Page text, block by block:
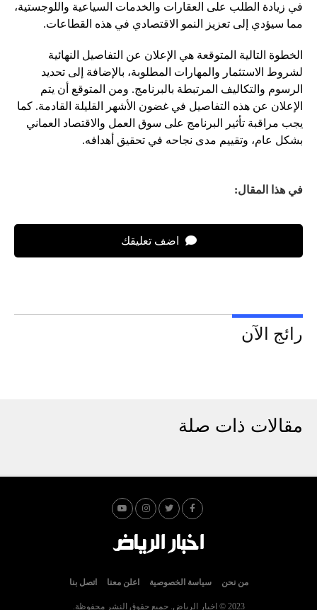
في زيادة الطلب على العقارات والخدمات السياعية واللوجستية،
مما سيؤدي إلى تعزيز النمو الاقتصادي في هذه القطاعات.
الخطوة التالية المتوقعة هي الإعلان عن التفاصيل النهائية
لشروط الاستثمار والمهارات المطلوبة، بالإضافة إلى تحديد
الرسوم والتكاليف المرتبطة بالبرنامج. ومن المتوقع أن يتم
الإعلان عن هذه التفاصيل في غضون الأشهر القليلة القادمة. كما
يجب مراقبة تأثير البرنامج على سوق العمل والاقتصاد العماني
بشكل عام، وتقييم مدى نجاحه في تحقيق أهدافه.
في هذا المقال:
اضف تعليقك
رائج الآن
مقالات ذات صلة
من نحن سياسة الخصوصية اعلن معنا اتصل بنا
2023 © اخبار الرياض. جميع حقوق النشر محفوظة.